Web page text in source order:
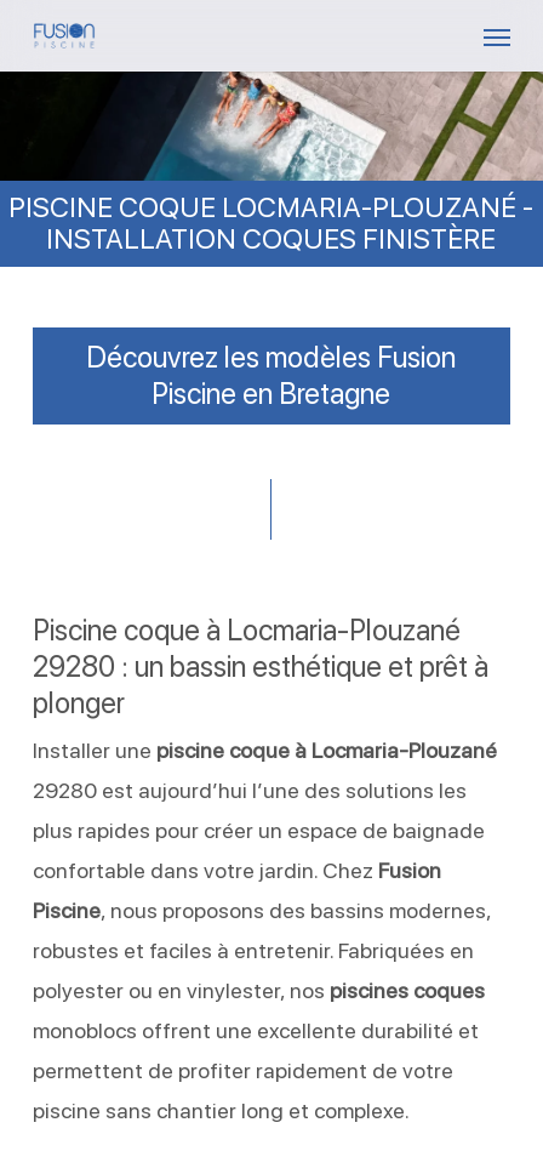
Skip
PISCINE COQUE LOCMARIA-PLOUZANÉ -
INSTALLATION COQUES FINISTÈRE
Découvrez les modèles Fusion
Piscine en Bretagne
Piscine coque à Locmaria-Plouzané
29280 : un bassin esthétique et prêt à
plonger
Installer une piscine coque à Locmaria-Plouzané
29280 est aujourd’hui l’une des solutions les
plus rapides pour créer un espace de baignade
confortable dans votre jardin. Chez Fusion
Piscine, nous proposons des bassins modernes,
robustes et faciles à entretenir. Fabriquées en
polyester ou en vinylester, nos piscines coques
monoblocs offrent une excellente durabilité et
permettent de profiter rapidement de votre
piscine sans chantier long et complexe.